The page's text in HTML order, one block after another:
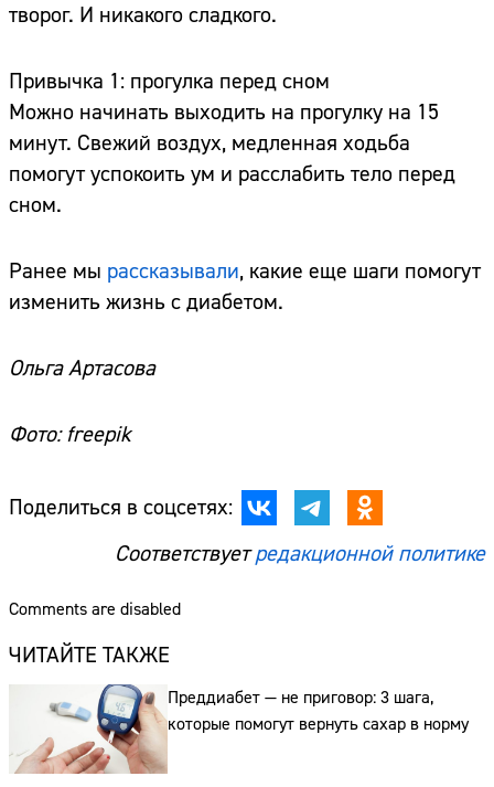
творог. И никакого сладкого.
Привычка 1: прогулка перед сном
Можно начинать выходить на прогулку на 15
минут. Свежий воздух, медленная ходьба
помогут успокоить ум и расслабить тело перед
сном.
Ранее мы рассказывали, какие еще шаги помогут
изменить жизнь с диабетом.
Ольга Артасова
Фото: freepik
Поделиться в соцсетях:
Соответствуетредакционной политике
Comments are disabled
ЧИТАЙТЕ ТАКЖЕ
Преддиабет — не приговор: 3 шага,
которые помогут вернуть сахар в норму